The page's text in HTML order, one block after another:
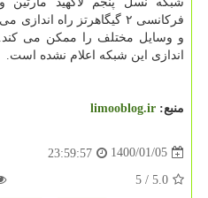
فرکانسی ۲ گیگاهرتز راه
و وسایل مختلف را ممکن می کند.
اندازی این شبکه اعلام نشده است.
منبع: limooblog.ir
1400/01/05
23:59:57
5.0
/ 5